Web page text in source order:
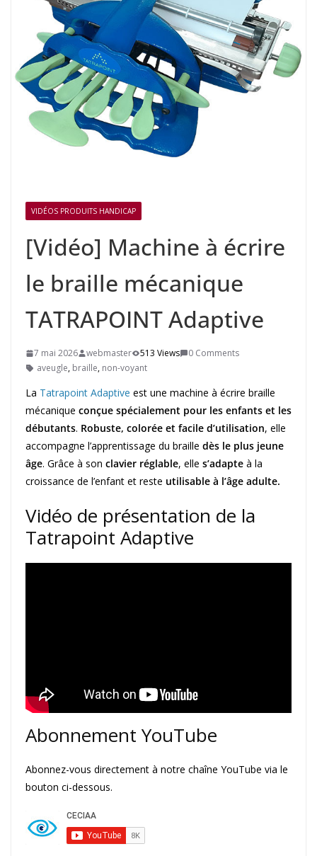
VIDÉOS PRODUITS HANDICAP
[Vidéo] Machine à écrire
le braille mécanique
TATRAPOINT Adaptive
7 mai 2026 webmaster 513 Views
0 Comments
aveugle, braille, non-voyant
La Tatrapoint Adaptive est une machine à écrire braille
mécanique conçue spécialement pour les enfants et les
débutants. Robuste, colorée et facile d’utilisation, elle
accompagne l’apprentissage du braille dès le plus jeune
âge. Grâce à son clavier réglable, elle s’adapte à la
croissance de l’enfant et reste utilisable à l’âge adulte.
Vidéo de présentation de la
Tatrapoint Adaptive
Abonnement YouTube
Abonnez-vous directement à notre chaîne YouTube via le
bouton ci-dessous.